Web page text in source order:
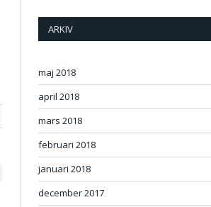
ARKIV
maj 2018
april 2018
mars 2018
februari 2018
januari 2018
december 2017